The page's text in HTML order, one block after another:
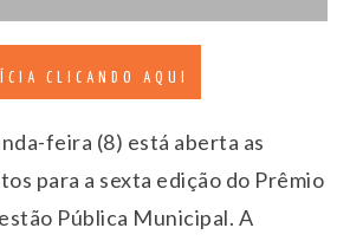
CLICANDO AQUI
feira (8) está aberta as
para a sexta edição do Prêmio
Pública Municipal. A